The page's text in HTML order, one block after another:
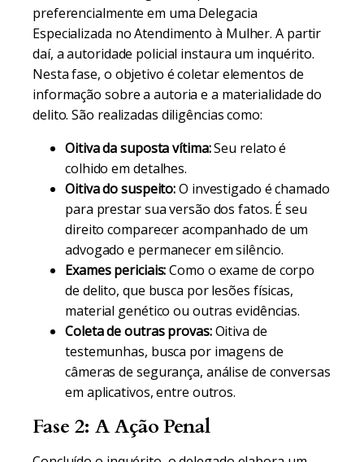
preferencialmente em uma Delegacia
Especializada no Atendimento à Mulher. A partir
daí, a autoridade policial instaura um inquérito.
Nesta fase, o objetivo é coletar elementos de
informação sobre a autoria e a materialidade do
delito. São realizadas diligências como:
Oitiva da suposta vítima:Seu relato é
colhido em detalhes.
Oitiva do suspeito:O investigado é chamado
para prestar sua versão dos fatos. É seu
direito comparecer acompanhado de um
advogado e permanecer em silêncio.
Exames periciais:Como o exame de corpo
de delito, que busca por lesões físicas,
material genético ou outras evidências.
Coleta de outras provas:Oitiva de
testemunhas, busca por imagens de
câmeras de segurança, análise de conversas
em aplicativos, entre outros.
Fase 2: A Ação Penal